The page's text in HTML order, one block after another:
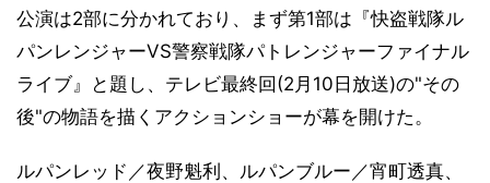
公演は2部に分かれており、まず第1部は『快盗戦隊ル
パンレンジャーVS警察戦隊パトレンジャーファイナル
ライブ』と題し、テレビ最終回(2月10日放送)の"その
後"の物語を描くアクションショーが幕を開けた。
ルパンレッド／夜野魁利、ルパンブルー／宵町透真、